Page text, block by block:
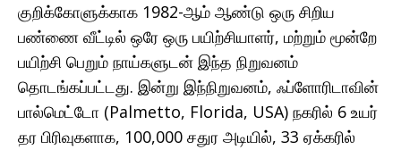
குறிக்கோளுக்காக 1982-ஆம் ஆண்டு ஒரு சிறிய
பண்ணை வீட்டில் ஒரே ஒரு பயிற்சியாளர், மற்றும் மூன்றே
பயிற்சி பெறும் நாய்களுடன் இந்த நிறுவனம்
தொடங்கப்பட்டது. இன்று இந்நிறுவனம், ஃப்ளோரிடாவின்
பால்மெட்டோ (Palmetto, Florida, USA) நகரில் 6 உயர்
தர பிரிவுகளாக, 100,000 சதுர அடியில், 33 ஏக்கரில்